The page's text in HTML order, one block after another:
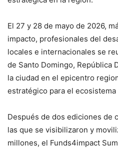
El 27 y 28 de mayo de 2026,
impacto, profesionales del
locales e internacionales se
de Santo Domingo, República
la ciudad en el epicentro
estratégico para el ecosistema
Después de dos ediciones de
las que se visibilizaron y
millones, el Funds4impact